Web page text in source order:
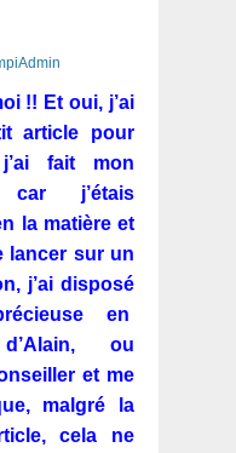
!! Et oui, j’ai
article pour
fait mon
car j’étais
la matière et
lancer sur un
j’ai disposé
en
d’Alain, ou
et me
malgré la
cela ne